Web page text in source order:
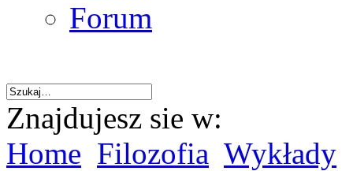
Forum
Znajdujesz sie w:
Home Filozofia Wykłady